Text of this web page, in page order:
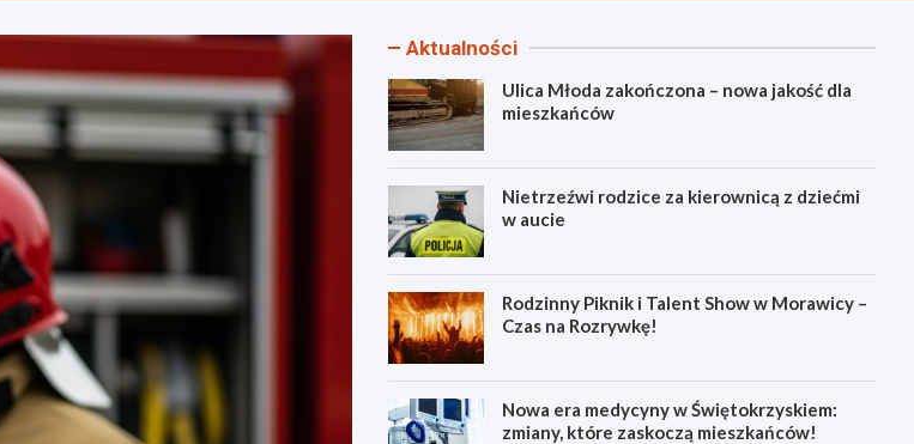
Aktualności
Ulica Młoda zakończona – nowa jakość dla
mieszkańców
Nietrzeźwi rodzice za kierownicą z dziećmi
w aucie
Rodzinny Piknik i Talent Show w Morawicy –
Czas na Rozrywkę!
Nowa era medycyny w Świętokrzyskiem:
zmiany, które zaskoczą mieszkańców!